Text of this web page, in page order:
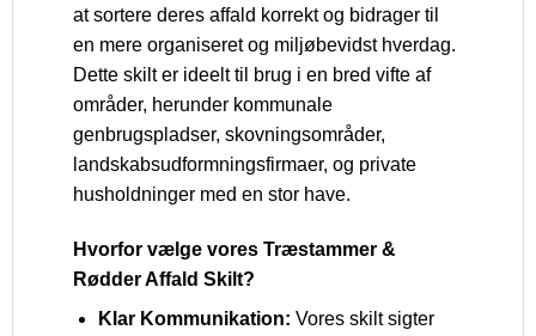
at sortere deres affald korrekt og bidrager til
en mere organiseret og miljøbevidst hverdag.
Dette skilt er ideelt til brug i en bred vifte af
områder, herunder kommunale
genbrugspladser, skovningsområder,
landskabsudformningsfirmaer, og private
husholdninger med en stor have.
Hvorfor vælge vores Træstammer &
Rødder Affald Skilt?
Klar Kommunikation: Vores skilt sigter